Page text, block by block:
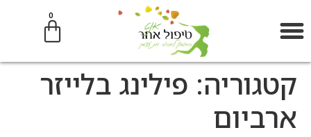
0
קטגוריה: פילינג בלייזר
ארביום